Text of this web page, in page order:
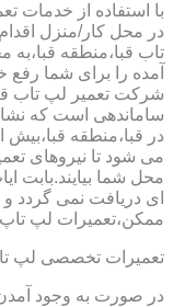
با استفاده از خدمات
در محل کار/منزل
تاب قبا،منطقه
آمده را برای شما رفع
شرکت تعمیر لپ تاب
ساماندهی است که
می شود تا نیروهای
محل شما بیایند.بابت
ای دریافت نمی گردد
ممکن،تعمیرات لپ
تعمیرات تخصصی لپ
در صورت به وجود